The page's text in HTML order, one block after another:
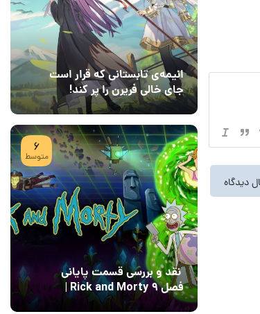
انیمه‌ی تابستانی که قرار است
جای خالی فریرن را پر کند!
08 مرداد 1405
6
متوسط
نقد و بررسی قسمت پایانی
فصل ۹ Rick and Morty |
پایان رویایی با Field of
15 04 مرداد 1405